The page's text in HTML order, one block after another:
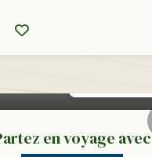
en voyage avec